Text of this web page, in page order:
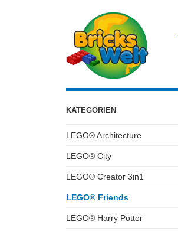
KATEGORIEN
LEGO® Architecture
LEGO® City
LEGO® Creator 3in1
LEGO® Friends
LEGO® Harry Potter